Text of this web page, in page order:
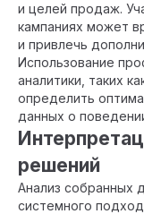
и целей продаж.
кампаниях может
и привлечь
Использование
аналитики, таких
определить
данных о
решений
Анализ собранных
системного